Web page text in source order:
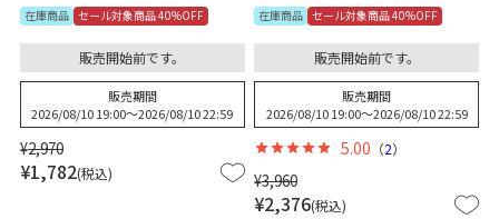
在庫商品 セール対象商品 40%OFF
¥2,970
¥1,782 税込
販売開始前です。
販売期間
2026/08/10 19:00〜2026/08/10 22:59
在庫商品 セール対象商品 40%OFF
¥3,960
¥2,376 税込
販売開始前です。
販売期間
2026/08/10 19:00〜2026/08/10 22:59
5.00 （2）